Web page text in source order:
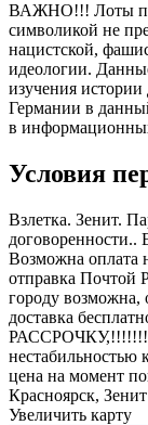
ВАЖНО!!! Лоты по
символикой не
нацистской,
идеологии.
изучения
Германии в
в
Условия
Взлетка. Зенит.
договоренности..
Возможна оплата
отправка Почтой
городу возможна,
доставка
РАССРОЧКУ,!!!!!!!
нестабильностью
цена на момент
Красноярск, Зенит
Увеличить карту